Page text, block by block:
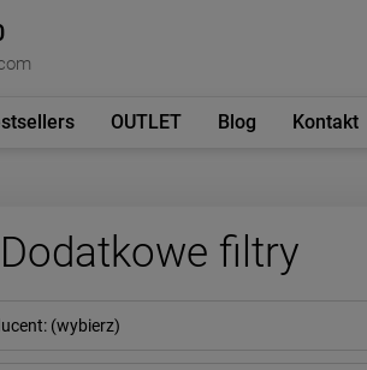
OUTLET Blog Kontakt
Dodatkowe filtry
(wybierz)